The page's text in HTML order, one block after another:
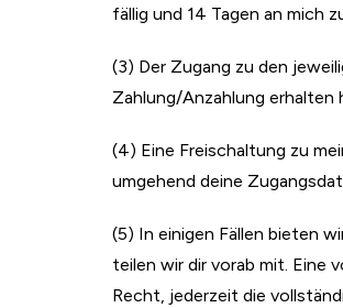
fällig und 14 Tagen an mich
(3) Der Zugang zu den
Zahlung/Anzahlung
(4) Eine Freischaltung zu
umgehend deine
(5) In einigen Fällen bieten
teilen wir dir vorab mit. Eine
Recht, jederzeit die